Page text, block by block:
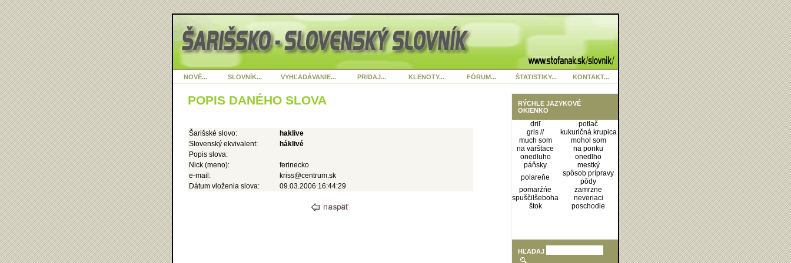
NOVÉ... SLOVNÍK... VYHĽADÁVANIE... PRIDAJ... KLENOTY... FÓRUM... ŠTATISTIKY... KONTAKT...
RÝCHLE JAZYKOVÉ
OKIENKO
driľ
potlač
gris //
kukuričná krupica
much som
mohol som
na varštace
na ponku
onedluho
onedlho
páňsky
mestký
polareňe
spôsob prípravy
pôdy
pomarźńe
zamrzne
spuščilšeboha
neveriaci
štok
poschodie
HĽADAJ
POPIS DANÉHO SLOVA
Šarišské slovo:
haklive
Slovenský ekvivalent:
háklivé
Popis slova:
Nick (meno):
ferinecko
e-mail:
kriss@centrum.sk
Dátum vloženia slova:
09.03.2006 16:44:29